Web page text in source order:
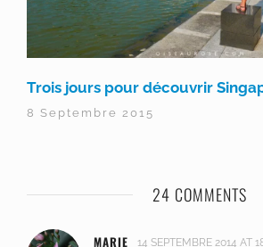
Trois jours pour découvrir
8 Septembre 2015
24 COMMENTS
MARIE 14 SEPTEMBRE 2014 AT